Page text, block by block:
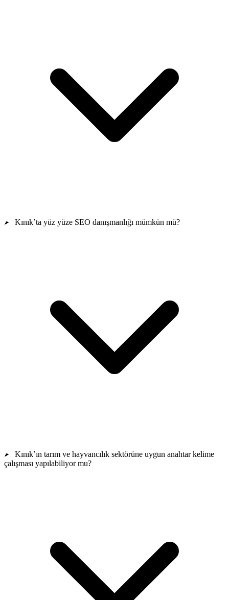
Kınık’ta yüz yüze SEO danışmanlığı mümkün mü?
Kınık’ın tarım ve hayvancılık sektörüne uygun anahtar kelime
çalışması yapılabiliyor mu?